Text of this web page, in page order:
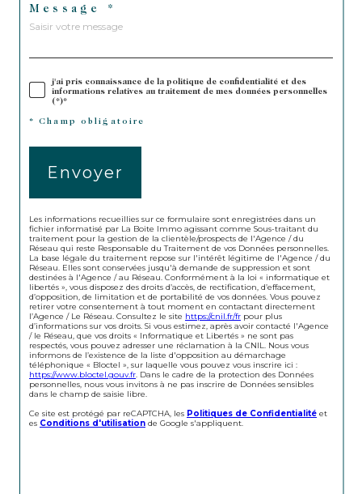
Message *
j'ai pris connaissance de la politique de confidentialité et des
informations relatives au traitement de mes données personnelles
(*)*
* Champ obligatoire
Envoyer
Les informations recueillies sur ce formulaire sont enregistrées dans un
fichier informatisé par La Boite Immo agissant comme Sous-traitant du
traitement pour la gestion de la clientèle/prospects de l'Agence / du
Réseau qui reste Responsable du Traitement de vos Données personnelles.
La base légale du traitement repose sur l'intérêt légitime de l'Agence / du
Réseau. Elles sont conservées jusqu'à demande de suppression et sont
destinées à l'Agence / au Réseau. Conformément à la loi « informatique et
libertés », vous disposez des droits d’accès, de rectification, d’effacement,
d’opposition, de limitation et de portabilité de vos données. Vous pouvez
retirer votre consentement à tout moment en contactant directement
l’Agence / Le Réseau. Consultez le site https://cnil.fr/fr pour plus
d’informations sur vos droits. Si vous estimez, après avoir contacté l'Agence
/ le Réseau, que vos droits « Informatique et Libertés » ne sont pas
respectés, vous pouvez adresser une réclamation à la CNIL. Nous vous
informons de l’existence de la liste d'opposition au démarchage
téléphonique « Bloctel », sur laquelle vous pouvez vous inscrire ici :
https://www.bloctel.gouv.fr. Dans le cadre de la protection des Données
personnelles, nous vous invitons à ne pas inscrire de Données sensibles
dans le champ de saisie libre.
Ce site est protégé par reCAPTCHA, les Politiques de Confidentialité et
es Conditions d'utilisation de Google s'appliquent.